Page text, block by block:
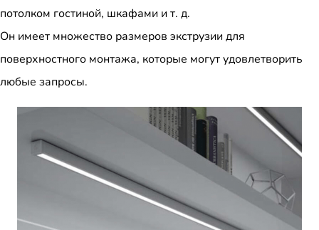
потолком гостиной, шкафами и т. д.
Он имеет множество размеров экструзии для
поверхностного монтажа, которые могут удовлетворить
любые запросы.